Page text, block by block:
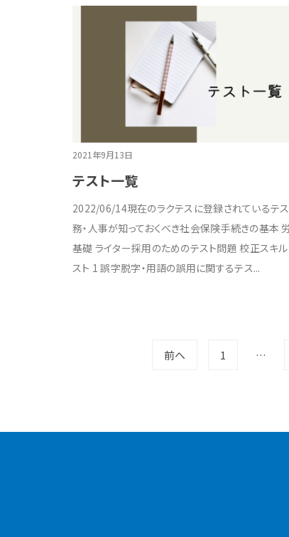
2021年9月13日
テスト一覧
2022/06/14現在のラクテスに登録されているテ
務・人事が知っておくべき社会保険手続きの基本
基礎 ライター採用のためのテスト問題 校正スキル
スト 1 誤字脱字・用語の誤用に関するテス...
ー
前へ 1 …